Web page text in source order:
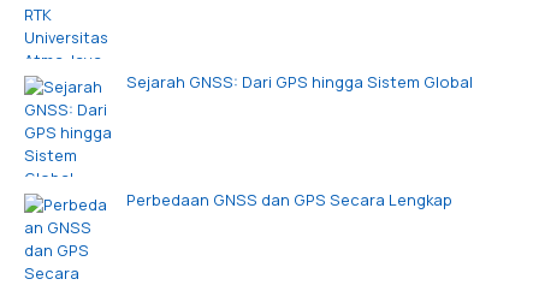
Sejarah GNSS: Dari GPS hingga Sistem Global
Perbedaan GNSS dan GPS Secara Lengkap